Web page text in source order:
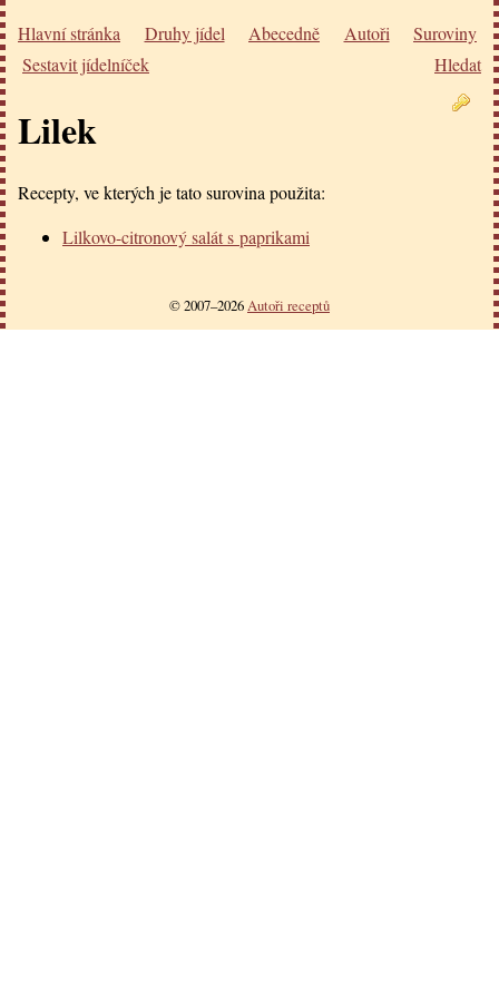
Hlavní stránka Druhy jídel Abecedně Autoři
Suroviny
Sestavit jídelníček
Hledat
Lilek
Recepty, ve kterých je tato surovina použita:
Lilkovo-citronový salát s paprikami
© 2007–2026Autoři receptů